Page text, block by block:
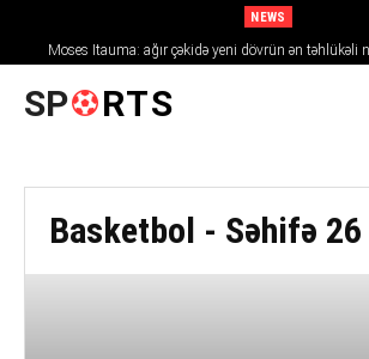
NEWS
Moses Itauma: ağır çəkidə yeni dövrün ən təhlükəli
SP RTS
Basketbol - Səhifə 26